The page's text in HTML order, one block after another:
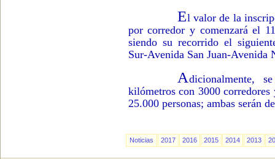
El valor de la
por corredor y comenzará el
siendo su recorrido el
Sur-Avenida San Juan-Avenida
Adicionalmente,
kilómetros con 3000
25.000 personas; ambas serán
Noticias 2017 2016 2015 2014 2013